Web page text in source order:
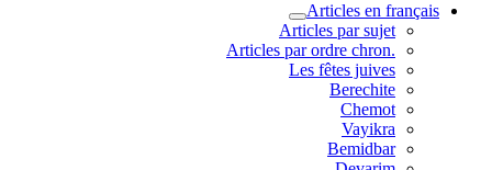
Articles en français
Articles par sujet
.Articles par ordre chron
Les fêtes juives
Berechite
Chemot
Vayikra
Bemidbar